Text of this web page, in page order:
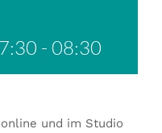
- 08:30
und im Studio